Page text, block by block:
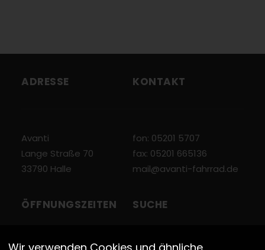
ADRESSE
Avanti
Lange Straße 70
33790 Halle
KONTAKT
fon: 05201 5707
fax: 05201 665136
mail@avanti-fahrrad.de
ÖFFNUNGSZEITEN SUCHE